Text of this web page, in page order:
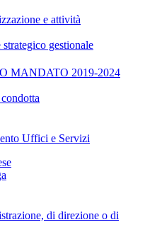
e attività
gestionale
MANDATO 2019-2024
Uffici e Servizi
di direzione o di